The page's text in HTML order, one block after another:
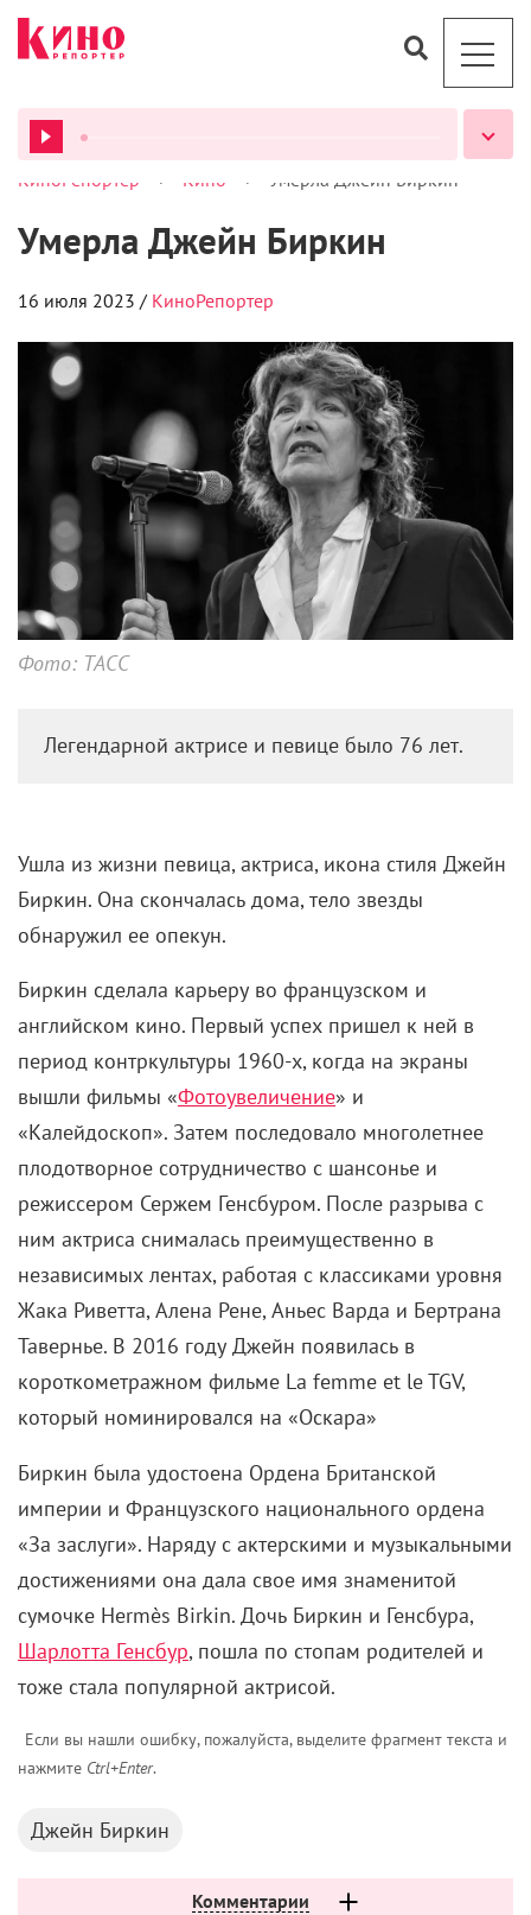
ВСЕ ПОДКАСТЫ
КиноРепортер > Кино > Умерла Джейн Биркин
Умерла Джейн Биркин
16 июля 2023 / КиноРепортер
Фото: ТАСС
Легендарной актрисе и певице было 76 лет.
Ушла из жизни певица, актриса, икона стиля Джейн
Биркин. Она скончалась дома, тело звезды
обнаружил ее опекун.
Биркин сделала карьеру во французском и
английском кино. Первый успех пришел к ней в
период контркультуры 1960-х, когда на экраны
вышли фильмы «Фотоувеличение» и
«Калейдоскоп». Затем последовало многолетнее
плодотворное сотрудничество с шансонье и
режиссером Сержем Генсбуром. После разрыва с
ним актриса снималась преимущественно в
независимых лентах, работая с классиками уровня
Жака Риветта, Алена Рене, Аньес Варда и Бертрана
Тавернье. В 2016 году Джейн появилась в
короткометражном фильме La femme et le TGV,
который номинировался на «Оскара»
Биркин была удостоена Ордена Британской
империи и Французского национального ордена
«За заслуги». Наряду с актерскими и музыкальными
достижениями она дала свое имя знаменитой
сумочке Hermès Birkin. Дочь Биркин и Генсбура,
Шарлотта Генсбур, пошла по стопам родителей и
тоже стала популярной актрисой.
Если вы нашли ошибку, пожалуйста, выделите фрагмент текста и
нажмите Ctrl+Enter.
Джейн Биркин
Комментарии